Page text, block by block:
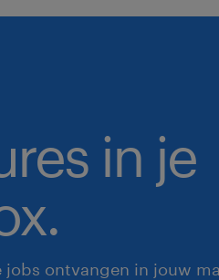
in je
jobs ontvangen in jouw